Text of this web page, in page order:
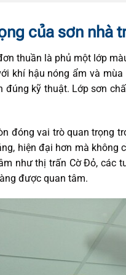
của sơn nhà
thuần là phủ một lớp
khí hậu nóng ẩm và
đúng kỹ thuật. Lớp sơn
đóng vai trò quan trọng
hiện đại hơn mà không
như thị trấn Cờ Đỏ, các
được quan tâm.